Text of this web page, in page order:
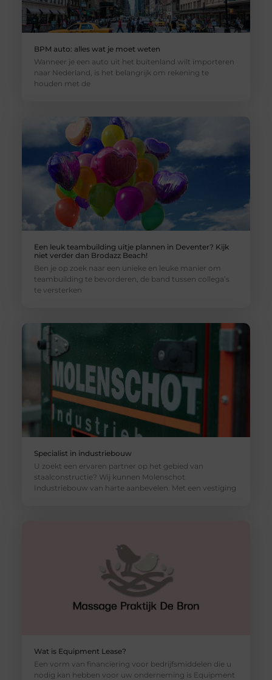
BPM auto: alles wat je moet weten
Wanneer je een auto uit het buitenland wilt importeren
naar Nederland, is het belangrijk om rekening te
houden met de
Een leuk teambuilding uitje plannen in Deventer? Kijk
niet verder dan Brodazz Beach!
Ben je op zoek naar een unieke en leuke manier om
teambuilding te bevorderen, de band tussen collega’s
te versterken
Specialist in industriebouw
U zoekt een ervaren partner op het gebied van
staalconstructie? Wij kunnen Molenschot
Industriebouw van harte aanbevelen. Met een vestiging
Wat is Equipment Lease?
Een vorm van financiering voor bedrijfsmiddelen die u
nodig kan hebben voor uw onderneming is Equipment